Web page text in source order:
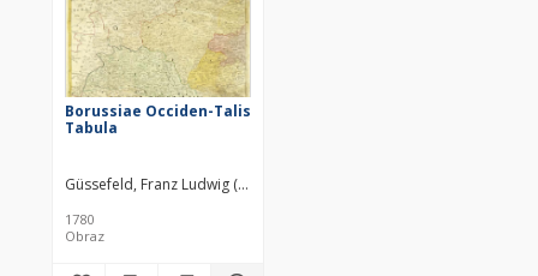
Borussiae Occiden-Talis
Tabula
Güssefeld, Franz Ludwig (1744–1808)
1780
Obraz